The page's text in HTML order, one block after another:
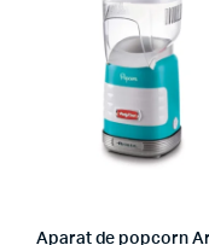
Aparat de popcorn